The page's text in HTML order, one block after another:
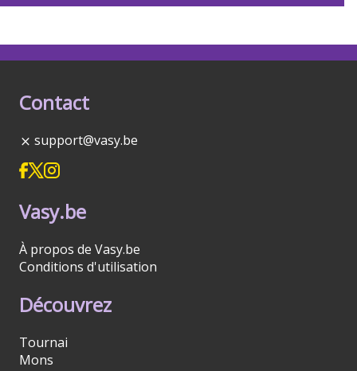
Contact
support@vasy.be
Vasy.be
À propos de Vasy.be
Conditions d'utilisation
Découvrez
Tournai
Mons